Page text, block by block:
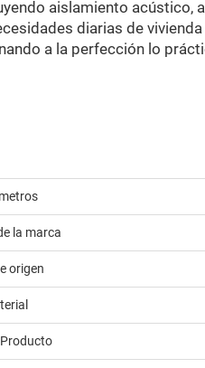
aislamiento
diarias de
a la perfección lo
la marca
origen